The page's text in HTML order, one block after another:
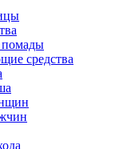
помады
средства